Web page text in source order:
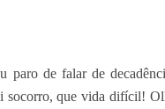
paro de falar de
socorro, que vida difícil!